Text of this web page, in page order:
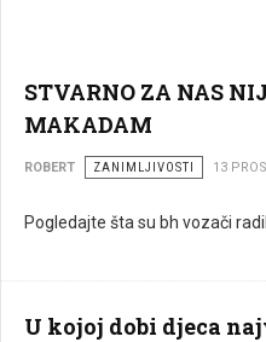
STVARNO ZA NAS
MAKADAM
ROBERT ZANIMLJIVOSTI 13
Pogledajte šta su bh vozači
U kojoj dobi djeca